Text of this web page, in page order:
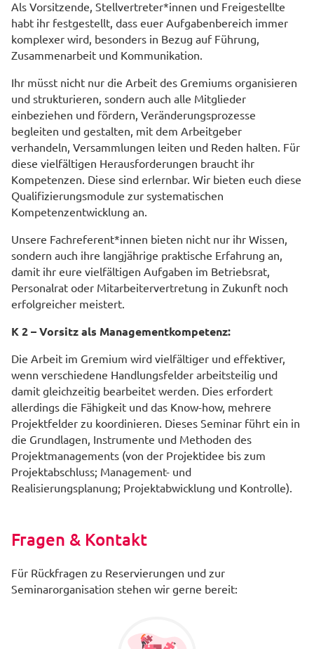
Als Vorsitzende, Stellvertreter*innen und Freigestellte
habt ihr festgestellt, dass euer Aufgabenbereich immer
komplexer wird, besonders in Bezug auf Führung,
Zusammenarbeit und Kommunikation.
Ihr müsst nicht nur die Arbeit des Gremiums organisieren
und strukturieren, sondern auch alle Mitglieder
einbeziehen und fördern, Veränderungsprozesse
begleiten und gestalten, mit dem Arbeitgeber
verhandeln, Versammlungen leiten und Reden halten. Für
diese vielfältigen Herausforderungen braucht ihr
Kompetenzen. Diese sind erlernbar. Wir bieten euch diese
Qualifizierungsmodule zur systematischen
Kompetenzentwicklung an.
Unsere Fachreferent*innen bieten nicht nur ihr Wissen,
sondern auch ihre langjährige praktische Erfahrung an,
damit ihr eure vielfältigen Aufgaben im Betriebsrat,
Personalrat oder Mitarbeitervertretung in Zukunft noch
erfolgreicher meistert.
K 2 – Vorsitz als Managementkompetenz:
Die Arbeit im Gremium wird vielfältiger und effektiver,
wenn verschiedene Handlungsfelder arbeitsteilig und
damit gleichzeitig bearbeitet werden. Dies erfordert
allerdings die Fähigkeit und das Know-how, mehrere
Projektfelder zu koordinieren. Dieses Seminar führt ein in
die Grundlagen, Instrumente und Methoden des
Projektmanagements (von der Projektidee bis zum
Projektabschluss; Management- und
Realisierungsplanung; Projektabwicklung und Kontrolle).
Fragen & Kontakt
Für Rückfragen zu Reservierungen und zur
Seminarorganisation stehen wir gerne bereit: